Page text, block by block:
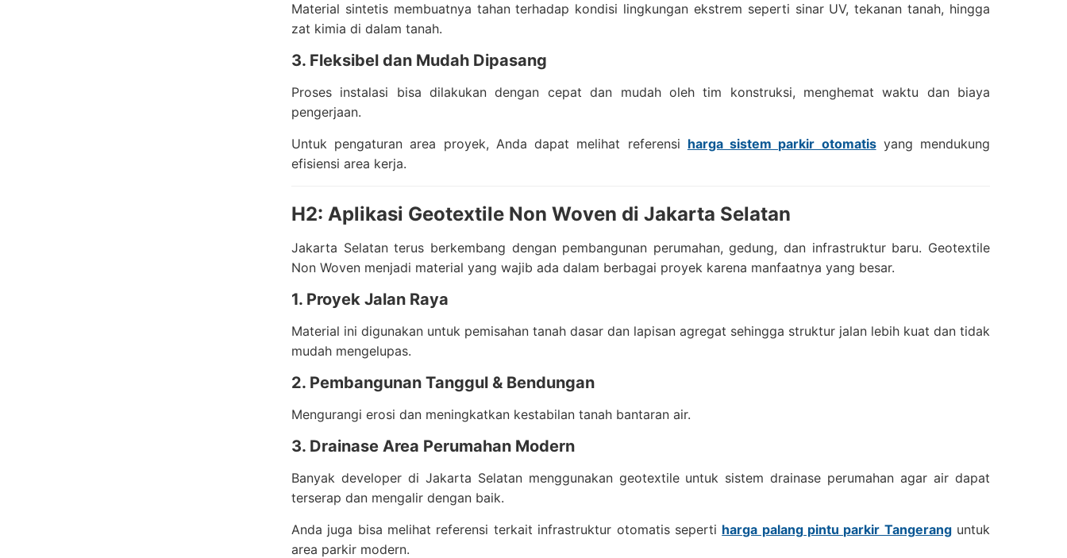
Material sintetis membuatnya tahan terhadap kondisi lingkungan ekstrem seperti sinar UV, tekanan tanah, hingga
zat kimia di dalam tanah.
3. Fleksibel dan Mudah Dipasang
Proses instalasi bisa dilakukan dengan cepat dan mudah oleh tim konstruksi, menghemat waktu dan biaya
pengerjaan.
Untuk pengaturan area proyek, Anda dapat melihat referensi harga sistem parkir otomatisyang mendukung
efisiensi area kerja.
H2: Aplikasi Geotextile Non Woven di Jakarta Selatan
Jakarta Selatan terus berkembang dengan pembangunan perumahan, gedung, dan infrastruktur baru. Geotextile
Non Woven menjadi material yang wajib ada dalam berbagai proyek karena manfaatnya yang besar.
1. Proyek Jalan Raya
Material ini digunakan untuk pemisahan tanah dasar dan lapisan agregat sehingga struktur jalan lebih kuat dan tidak
mudah mengelupas.
2. Pembangunan Tanggul & Bendungan
Mengurangi erosi dan meningkatkan kestabilan tanah bantaran air.
3. Drainase Area Perumahan Modern
Banyak developer di Jakarta Selatan menggunakan geotextile untuk sistem drainase perumahan agar air dapat
terserap dan mengalir dengan baik.
Anda juga bisa melihat referensi terkait infrastruktur otomatis seperti harga palang pintu parkir Tangeranguntuk
area parkir modern.